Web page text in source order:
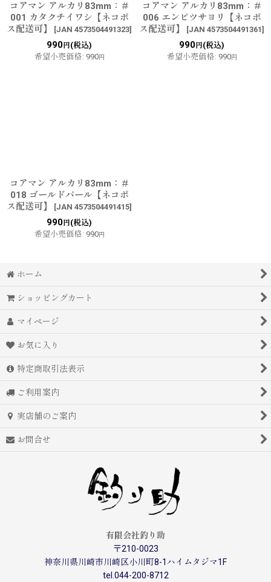
コアマン アルカリ83mm：＃
001 カタクチイワシ【ネコポ
ス配送可】
[JAN 4573504491323]
990 円(税込)
希望小売価格: 990円
コアマン アルカリ83mm：＃
006 エンピツサヨリ【ネコポ
ス配送可】
[JAN 4573504491361]
990 円(税込)
希望小売価格: 990円
コアマン アルカリ83mm：＃
018 ゴールドパール【ネコポ
ス配送可】
[JAN 4573504491415]
990 円(税込)
希望小売価格: 990円
ホーム
ショッピングカート
マイページ
お気に入り
特定商取引法表示
ご利用案内
実店舗のご案内
お問合せ
有限会社釣り助
〒210-0023
神奈川県川崎市川崎区小川町8-1ハイムタジマ1F
tel.044-200-8712